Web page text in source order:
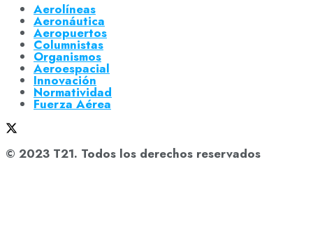
Aerolíneas
Aeronáutica
Aeropuertos
Columnistas
Organismos
Aeroespacial
Innovación
Normatividad
Fuerza Aérea
© 2023 T21. Todos los derechos reservados